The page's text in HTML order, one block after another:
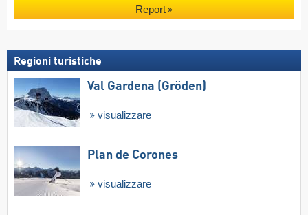
Report
Regioni turistiche
Val Gardena (Gröden)
visualizzare
Plan de Corones
visualizzare